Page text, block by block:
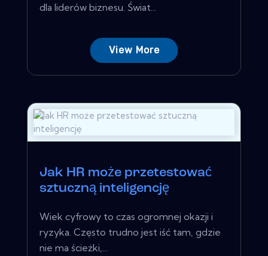
dla liderów biznesu. Świat...
View More
Jak HR może przetestować
sztuczną inteligencję
Wiek cyfrowy to czas ogromnej okazji i
ryzyka. Często trudno jest iść tam, gdzie
nie ma ścieżki,...